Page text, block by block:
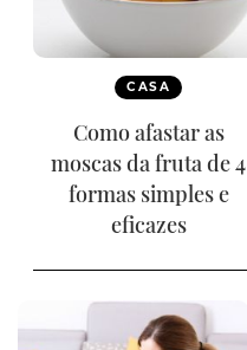
CASA
Como afastar as
moscas da fruta de 4
formas simples e
eficazes